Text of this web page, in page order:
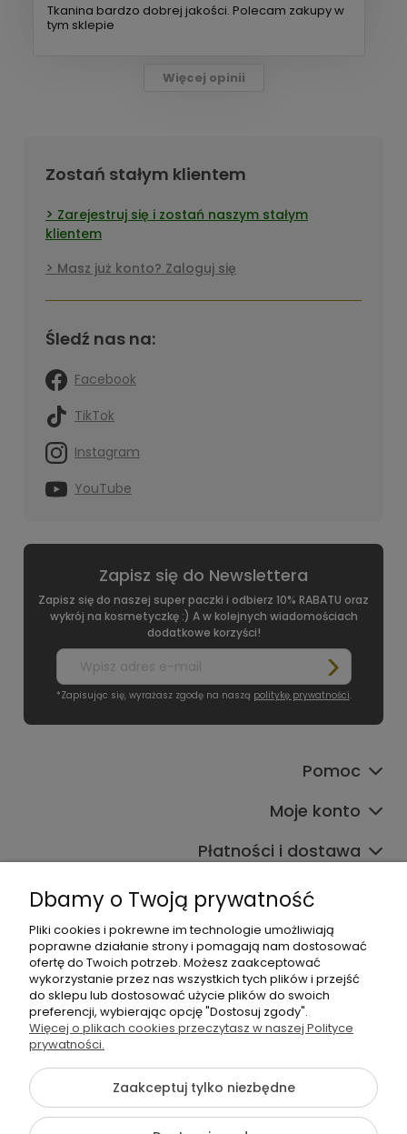
Tkanina bardzo dobrej jakości. Polecam zakupy w
tym sklepie
Więcej opinii
Zostań stałym klientem
Zarejestruj się i zostań naszym stałym
klientem
Masz już konto? Zaloguj się
Śledź nas na:
Facebook
TikTok
Instagram
YouTube
Zapisz się do Newslettera
Zapisz się do naszej super paczki i odbierz 10% RABATU oraz
wykrój na kosmetyczkę :) A w kolejnych wiadomościach
dodatkowe korzyści!
*Zapisując się, wyrażasz zgodę na naszą politykę prywatności.
Pomoc
Moje konto
Płatności i dostawa
Informacje
O nas
Dbamy o Twoją prywatność
Pliki cookies i pokrewne im technologie umożliwiają
poprawne działanie strony i pomagają nam dostosować
ofertę do Twoich potrzeb. Możesz zaakceptować
wykorzystanie przez nas wszystkich tych plików i przejść
do sklepu lub dostosować użycie plików do swoich
preferencji, wybierając opcję "Dostosuj zgody".
Więcej o plikach cookies przeczytasz w naszej Polityce
prywatności.
Zaakceptuj tylko niezbędne